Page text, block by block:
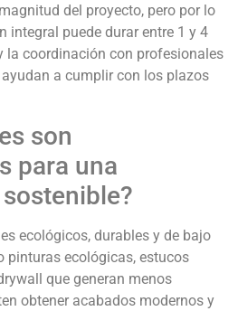
del proyecto, pero por lo
integral puede durar entre 1 y 4
la coordinación con profesionales
ayudan a cumplir con los plazos
son
para una
ecológicos, durables y de bajo
pinturas ecológicas, estucos
que generan menos
obtener acabados modernos y